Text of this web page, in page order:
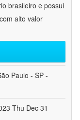
brasileiro e possui
alto valor
Paulo - SP -
Thu Dec 31